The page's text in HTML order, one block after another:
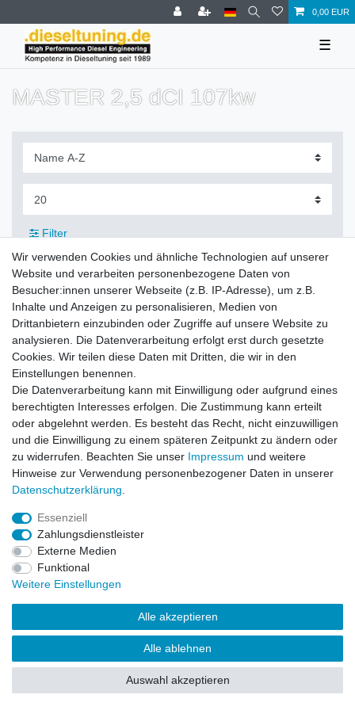
0,00 EUR
☰
MASTER 2,5 dCI 107kw
Filter
Zahlung und Versand
Daten­schutz­erklärung
Barrierefreiheitserklärung Widerrufs­recht
Vertrag widerrufen
© Copyright 2026 | Alle Rechte vorbehalten.
Wir verwenden Cookies und ähnliche Technologien auf unserer
Website und verarbeiten personenbezogene Daten von
Besucher:innen unserer Webseite (z.B. IP-Adresse), um z.B.
Inhalte und Anzeigen zu personalisieren, Medien von
Drittanbietern einzubinden oder Zugriffe auf unsere Website zu
analysieren. Die Datenverarbeitung erfolgt erst durch gesetzte
Cookies. Wir teilen diese Daten mit Dritten, die wir in den
Einstellungen benennen.
Die Datenverarbeitung kann mit Einwilligung oder aufgrund eines
berechtigten Interesses erfolgen. Die Zustimmung kann erteilt
oder abgelehnt werden. Es besteht das Recht, nicht einzuwilligen
und die Einwilligung zu einem späteren Zeitpunkt zu ändern oder
zu widerrufen. Beachten Sie unser Impressum und weitere
Hinweise zur Verwendung personenbezogener Daten in unserer
Daten­schutz­erklärung
Essenziell
Zahlungsdienstleister
Externe Medien
Funktional
Weitere Einstellungen
Alle akzeptieren
Alle ablehnen
Auswahl akzeptieren